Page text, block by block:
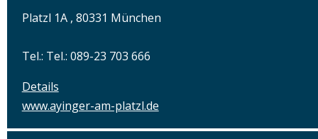
Platzl 1A , 80331 München
Tel.: Tel.: 089-23 703 666
Details
www.ayinger-am-platzl.de